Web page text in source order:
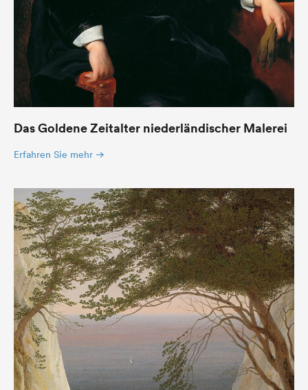
Das Goldene Zeitalter niederländischer Malerei
Erfahren Sie mehr